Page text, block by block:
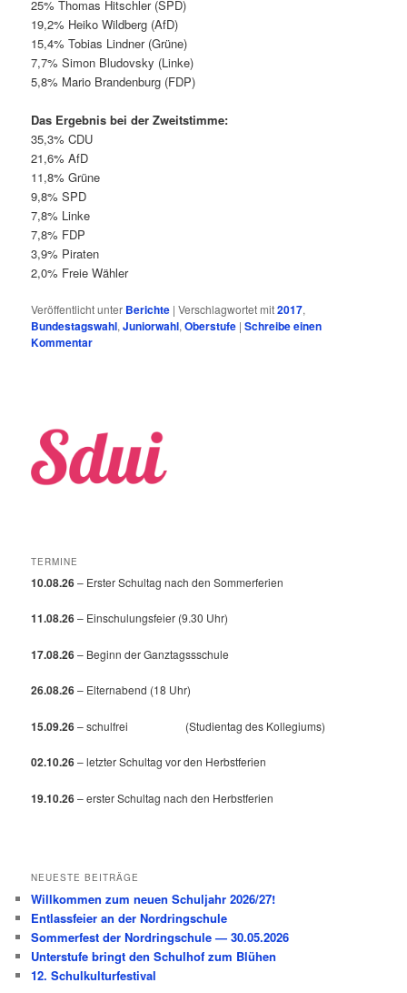
25% Thomas Hitschler (SPD)
19,2% Heiko Wildberg (AfD)
15,4% Tobias Lindner (Grüne)
7,7% Simon Bludovsky (Linke)
5,8% Mario Brandenburg (FDP)
Das Ergebnis bei der Zweitstimme:
35,3% CDU
21,6% AfD
11,8% Grüne
9,8% SPD
7,8% Linke
7,8% FDP
3,9% Piraten
2,0% Freie Wähler
Veröffentlicht unter Berichte |Verschlagwortet mit2017,
Bundestagswahl,Juniorwahl,Oberstufe |Schreibe einen
Kommentar
TERMINE
10.08.26– Erster Schultag nach den Sommerferien
11.08.26– Einschulungsfeier (9.30 Uhr)
17.08.26– Beginn der Ganztagssschule
26.08.26– Elternabend (18 Uhr)
15.09.26– schulfrei (Studientag des Kollegiums)
02.10.26– letzter Schultag vor den Herbstferien
19.10.26– erster Schultag nach den Herbstferien
NEUESTE BEITRÄGE
Willkommen zum neuen Schuljahr 2026/27!
Entlassfeier an der Nordringschule
Sommerfest der Nordringschule — 30.05.2026
Unterstufe bringt den Schulhof zum Blühen
12. Schulkulturfestival